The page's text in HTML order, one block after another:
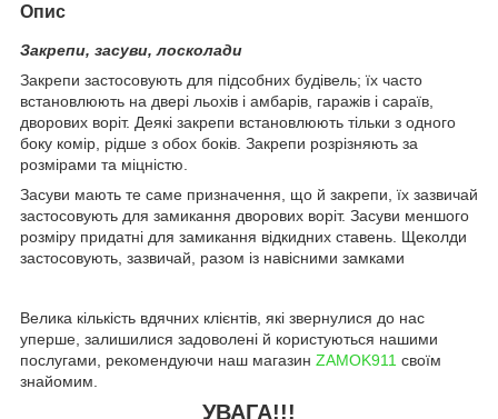
Опис
Закрепи, засуви, лосколади
Закрепи застосовують для підсобних будівель; їх часто
встановлюють на двері льохів і амбарів, гаражів і сараїв,
дворових воріт. Деякі закрепи встановлюють тільки з одного
боку комір, рідше з обох боків. Закрепи розрізняють за
розмірами та міцністю.
Засуви мають те саме призначення, що й закрепи, їх зазвичай
застосовують для замикання дворових воріт. Засуви меншого
розміру придатні для замикання відкидних ставень. Щеколди
застосовують, зазвичай, разом із навісними замками
Велика кількість вдячних клієнтів, які звернулися до нас
уперше, залишилися задоволені й користуються нашими
послугами, рекомендуючи наш магазин ZAMOK911 своїм
знайомим.
УВАГА!!!